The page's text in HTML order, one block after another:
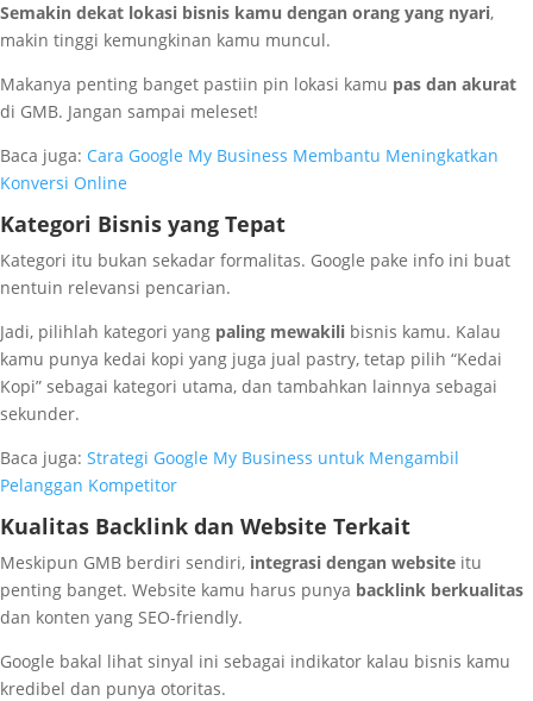
Semakin dekat lokasi bisnis kamu dengan orang yang nyari,
makin tinggi kemungkinan kamu muncul.
Makanya penting banget pastiin pin lokasi kamu pas dan akurat
di GMB. Jangan sampai meleset!
Baca juga: Cara Google My Business Membantu Meningkatkan
Konversi Online
Kategori Bisnis yang Tepat
Kategori itu bukan sekadar formalitas. Google pake info ini buat
nentuin relevansi pencarian.
Jadi, pilihlah kategori yang paling mewakili bisnis kamu. Kalau
kamu punya kedai kopi yang juga jual pastry, tetap pilih “Kedai
Kopi” sebagai kategori utama, dan tambahkan lainnya sebagai
sekunder.
Baca juga: Strategi Google My Business untuk Mengambil
Pelanggan Kompetitor
Kualitas Backlink dan Website Terkait
Meskipun GMB berdiri sendiri, integrasi dengan website itu
penting banget. Website kamu harus punya backlink berkualitas
dan konten yang SEO-friendly.
Google bakal lihat sinyal ini sebagai indikator kalau bisnis kamu
kredibel dan punya otoritas.